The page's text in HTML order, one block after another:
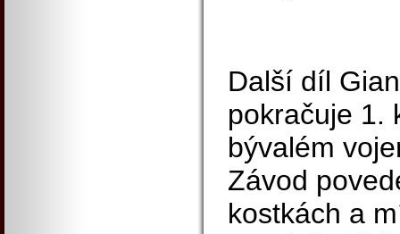
Další díl
pokračuje 1.
bývalém
Závod
kostkách a